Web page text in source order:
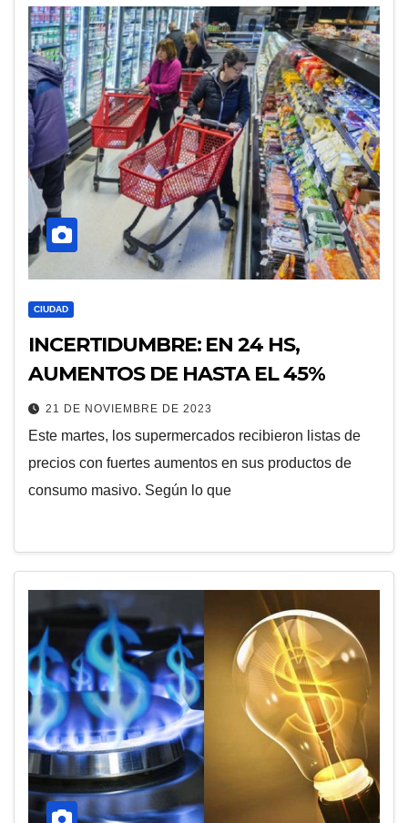
CIUDAD
INCERTIDUMBRE: EN 24 HS,
AUMENTOS DE HASTA EL 45%
21 DE NOVIEMBRE DE 2023
Este martes, los supermercados recibieron listas de
precios con fuertes aumentos en sus productos de
consumo masivo. Según lo que